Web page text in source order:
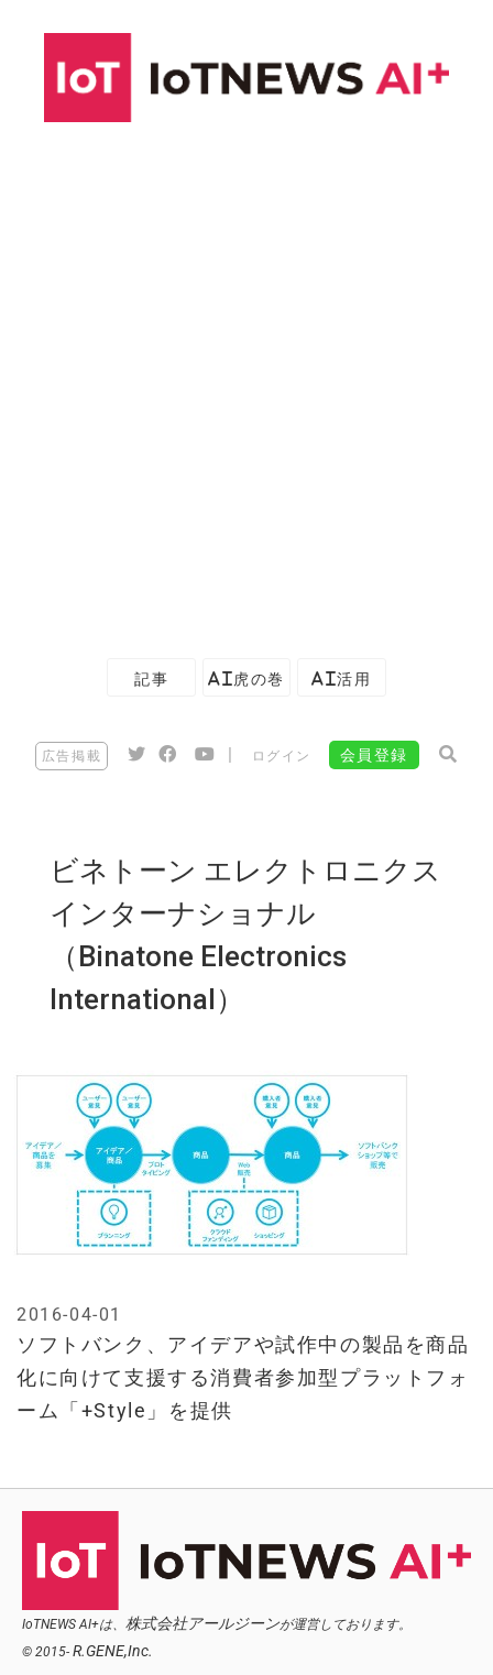
記事 AI虎の巻 AI活用
広告掲載 ログイン 会員登録
ビネトーン エレクトロニクス
インターナショナル
（Binatone Electronics
International）
ソフトバンク、アイデアや試作中の製品を商品
化に向けて支援する消費者参加型プラットフォ
ーム「+Style」を提供
2016-04-01
IoTNEWS AI+は、 株式会社アールジーンが運営しております。
© 2015- R.GENE,Inc.